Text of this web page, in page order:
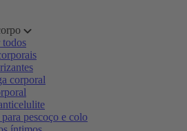
todos
corporal
pescoço e colo